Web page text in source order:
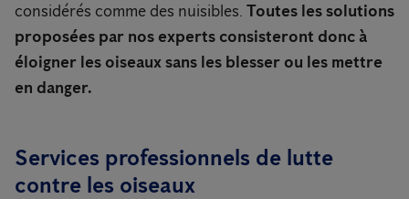
considérés comme des nuisibles. Toutes les solutions
proposées par nos experts consisteront donc à
éloigner les oiseaux sans les blesser ou les mettre
en danger.
Services professionnels de lutte
contre les oiseaux